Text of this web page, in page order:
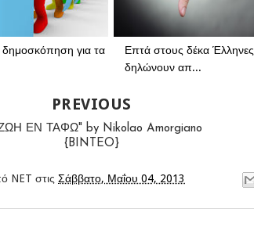
δημοσκόπηση για τα
Επτά στους δέκα Έλληνες
δηλώνουν απ...
PREVIOUS
ΕΝ ΤΑΦΩ" by Nikolao Amorgiano
{BINTEO}
NET στις Σάββατο, Μαΐου 04, 2013